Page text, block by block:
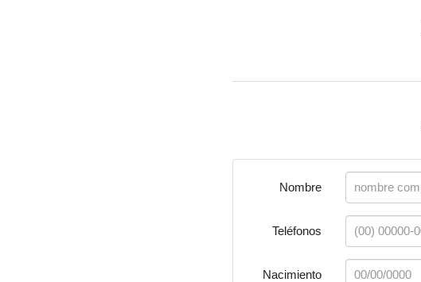
Nombre
Teléfonos
Nacimiento